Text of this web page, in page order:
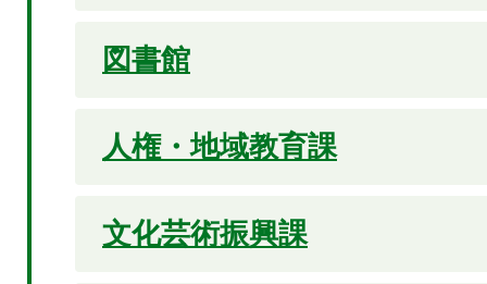
図書館
人権・地域教育課
文化芸術振興課